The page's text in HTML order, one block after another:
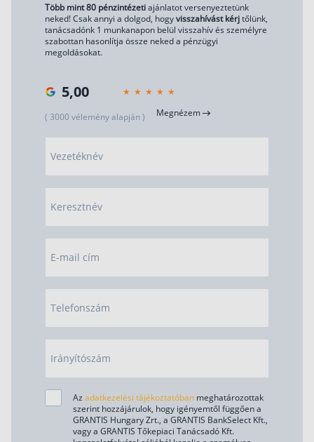
Több mint 80 pénzintézetiajánlatot versenyeztetünk
neked! Csak annyi a dolgod, hogyvisszahívást kérjtőlünk,
tanácsadónk 1 munkanapon belül visszahív és személyre
szabottan hasonlítja össze neked a pénzügyi
megoldásokat.
5,00
( 3000 vélemény alapján ) Megnézem
Vezetéknév
Keresztnév
E-mail cím
Telefonszám
Irányítószám
Az adatkezelési tájékoztatóban meghatározottak
szerint hozzájárulok, hogy igényemtől függően a
GRANTIS Hungary Zrt., a GRANTIS BankSelect Kft.,
vagy a GRANTIS Tőkepiaci Tanácsadó Kft.